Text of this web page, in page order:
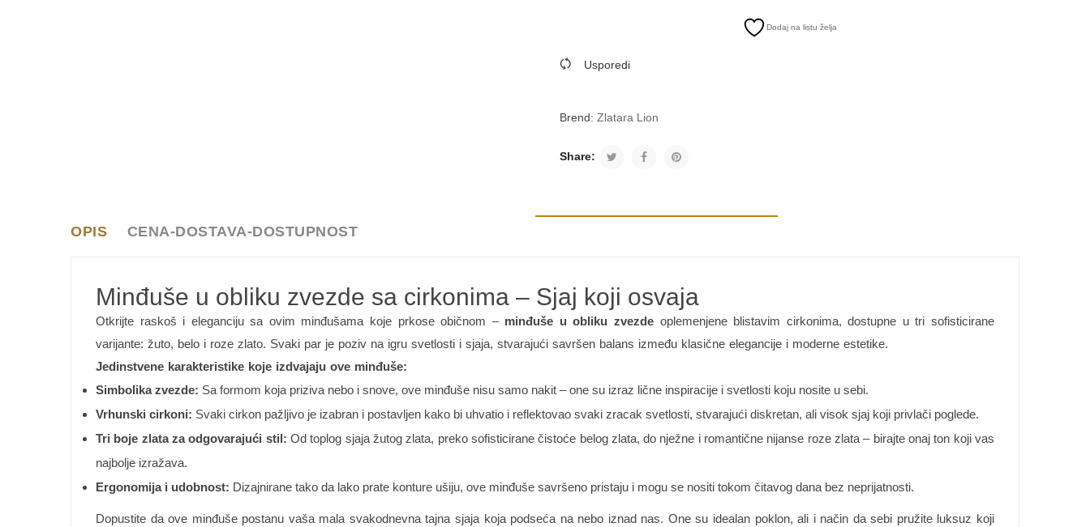
Dodaj na listu želja
Usporedi
Brend:Zlatara Lion
Share:
OPIS CENA-DOSTAVA-DOSTUPNOST
Minđuše u obliku zvezde sa cirkonima – Sjaj koji osvaja
Otkrijte raskoš i eleganciju sa ovim minđušama koje prkose običnom – minđuše u obliku zvezde oplemenjene blistavim cirkonima, dostupne u tri sofisticirane
varijante: žuto, belo i roze zlato. Svaki par je poziv na igru svetlosti i sjaja, stvarajući savršen balans između klasične elegancije i moderne estetike.
Jedinstvene karakteristike koje izdvajaju ove minđuše:
Simbolika zvezde: Sa formom koja priziva nebo i snove, ove minđuše nisu samo nakit – one su izraz lične inspiracije i svetlosti koju nosite u sebi.
Vrhunski cirkoni: Svaki cirkon pažljivo je izabran i postavljen kako bi uhvatio i reflektovao svaki zracak svetlosti, stvarajući diskretan, ali visok sjaj koji privlači poglede.
Tri boje zlata za odgovarajući stil: Od toplog sjaja žutog zlata, preko sofisticirane čistoće belog zlata, do nježne i romantične nijanse roze zlata – birajte onaj ton koji vas
najbolje izražava.
Ergonomija i udobnost: Dizajnirane tako da lako prate konture ušiju, ove minđuše savršeno pristaju i mogu se nositi tokom čitavog dana bez neprijatnosti.
Dopustite da ove minđuše postanu vaša mala svakodnevna tajna sjaja koja podseća na nebo iznad nas. One su idealan poklon, ali i način da sebi pružite luksuz koji